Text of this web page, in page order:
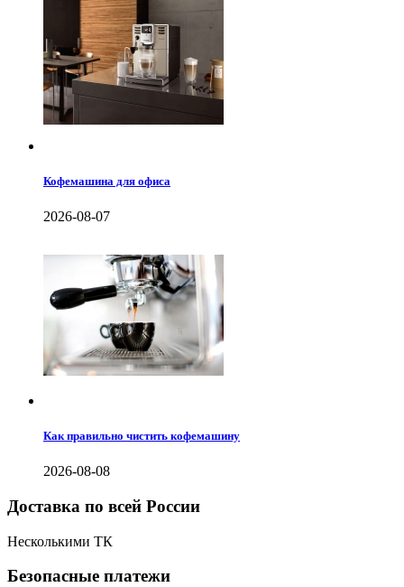
Кофемашина для офиса
2026-08-07
Как правильно чистить кофемашину
2026-08-08
Доставка по всей России
Несколькими ТК
Безопасные платежи